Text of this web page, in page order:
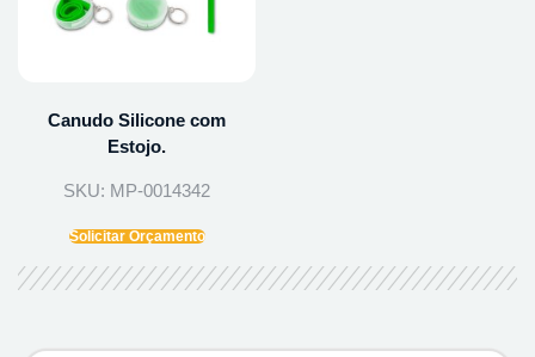
Canudo Silicone com
Estojo.
SKU: MP-0014342
Solicitar Orçamento